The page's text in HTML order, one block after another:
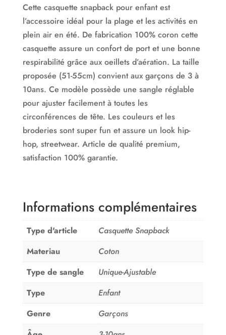
Cette casquette snapback pour enfant est
l’accessoire idéal pour la plage et les activités en
plein air en été. De fabrication 100% coron cette
casquette assure un confort de port et une bonne
respirabilité grâce aux oeillets d’aération. La taille
proposée (51-55cm) convient aux garçons de 3 à
10ans. Ce modèle possède une sangle réglable
pour ajuster facilement à toutes les
circonférences de tête. Les couleurs et les
broderies sont super fun et assure un look hip-
hop, streetwear. Article de qualité premium,
satisfaction 100% garantie.
Informations complémentaires
Type d'article
Casquette Snapback
Materiau
Coton
Type de sangle
Unique-Ajustable
Type
Enfant
Genre
Garçons